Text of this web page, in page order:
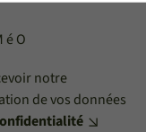
notre
de vos données